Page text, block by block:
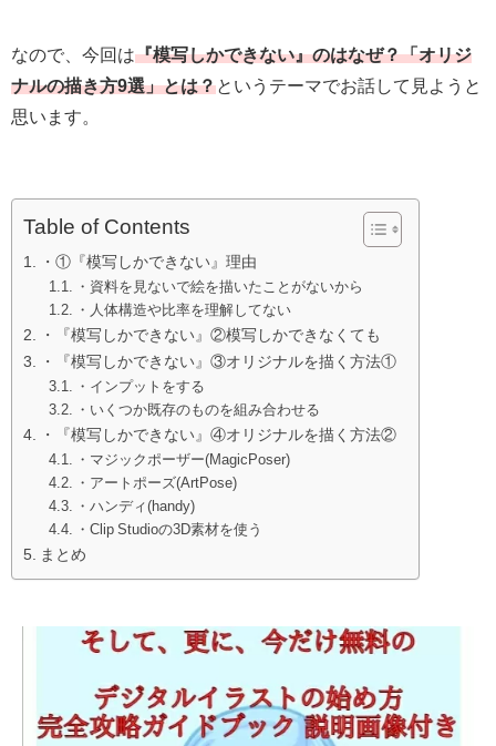
なので、今回は『模写しかできない』のはなぜ？「オリジ
ナルの描き方9選」とは？というテーマでお話して見ようと
思います。
Table of Contents
・①『模写しかできない』理由
・資料を見ないで絵を描いたことがないから
・人体構造や比率を理解してない
・『模写しかできない』②模写しかできなくても
・『模写しかできない』③オリジナルを描く方法①
・インプットをする
・いくつか既存のものを組み合わせる
・『模写しかできない』④オリジナルを描く方法②
・マジックポーザー(MagicPoser)
・アートポーズ(ArtPose)
・ハンディ(handy)
・Clip Studioの3D素材を使う
まとめ